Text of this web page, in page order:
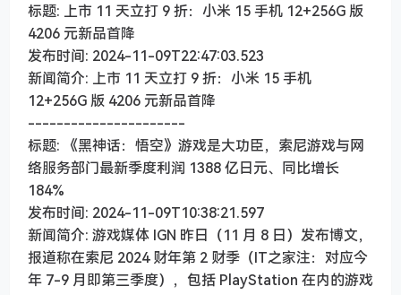
标题: 上市 11 天立打 9 折：小米 15 手机 12+256G 版
4206 元新品首降
发布时间: 2024-11-09T22:47:03.523
新闻简介: 上市 11 天立打 9 折：小米 15 手机
12+256G 版 4206 元新品首降
----------------------
标题: 《黑神话：悟空》游戏是大功臣，索尼游戏与网
络服务部门最新季度利润 1388 亿日元、同比增长
184%
发布时间: 2024-11-09T10:38:21.597
新闻简介: 游戏媒体 IGN 昨日（11 月 8 日）发布博文，
报道称在索尼 2024 财年第 2 财季（IT之家注：对应今
年 7-9 月即第三季度），包括 PlayStation 在内的游戏